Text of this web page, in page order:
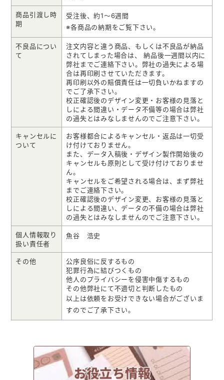
商品引渡し時
期
受注後、約1～6週間
※各商品の納期をご覧下さい。
不良品につい
て
注文内容と違う商品、もしくは不良品が納品
されてしまった場合は、 納品後一週間以内に
弊社までご連絡下さい。弊社の過失による場
合は再印刷させていただきます。
再印刷以外の賠償責任は一切負いかねますの
でご了承下さい。
校正確認後のデザイン変更・お客様の見落と
しによる間違い・データ不備等の場合は弊社
の過失とはみなしませんのでご注意下さい。
キャンセルに
ついて
お客様都合によるキャンセル・返品は一切受
け付けておりません。
また、データ入稿後・デザイン製作開始後の
キャンセルも原則として受け付けておりませ
ん。
キャンセルをご希望される場合は、まず弊社
までご連絡下さい。
校正確認後のデザイン変更、お客様の見落と
しによる間違い、データの不備の場合は弊社
の過失とはみなしませんのでご注意下さい。
個人情報取り
扱い責任者
魚谷 浩史
その他
公序良俗に反するもの
犯罪行為に結びつくもの
他人のプライバシーを侵害中傷するもの
その他弊社にて不適切と判断したもの
以上は依頼をお受けできない場合がございま
すのでご了承下さい。